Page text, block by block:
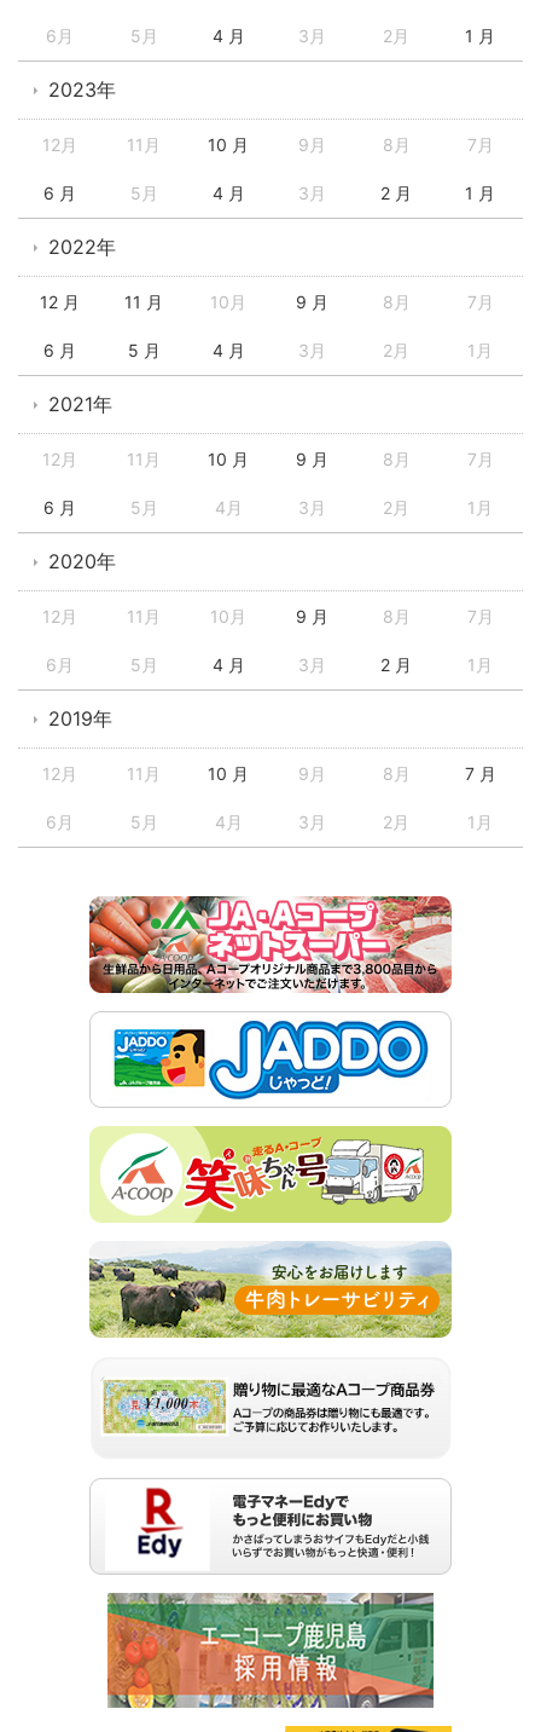
6月 5月 4 月 3月 2月 1 月
2023年
12月 11月 10 月 9月 8月 7月
6 月 5月 4 月 3月 2 月 1 月
2022年
12 月 11 月 10月 9 月 8月 7月
6 月 5 月 4 月 3月 2月 1月
2021年
12月 11月 10 月 9 月 8月 7月
6 月 5月 4月 3月 2月 1月
2020年
12月 11月 10月 9 月 8月 7月
6月 5月 4 月 3月 2 月 1月
2019年
12月 11月 10 月 9月 8月 7 月
6月 5月 4月 3月 2月 1月